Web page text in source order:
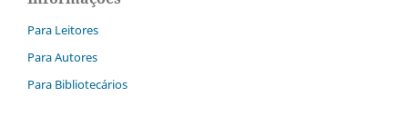
Para Leitores
Para Autores
Para Bibliotecários